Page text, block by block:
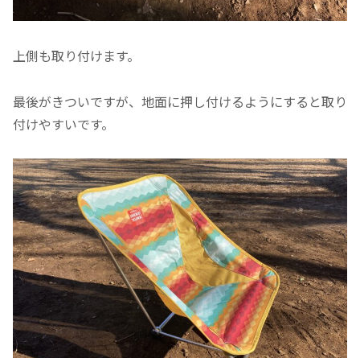
上側も取り付けます。
最後がきついですが、地面に押し付けるようにすると取り
付けやすいです。